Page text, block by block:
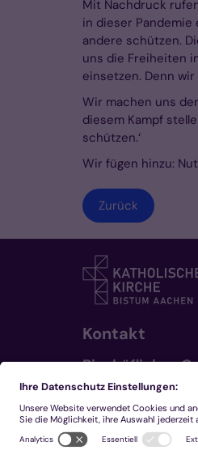
Mit Nachdruck
in dieser
andere schützen.
uns die Freiheiten
einsetzen. Denn
Wir machen uns
diesem Kampf
schützen.‘
Wir fügen hinzu:
Zurück
Kontakt
Bischöfliches
Aachen
+49 241
aachen.de